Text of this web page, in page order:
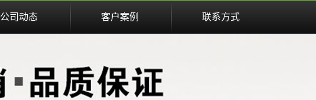
公司动态 客户案例 联系方式